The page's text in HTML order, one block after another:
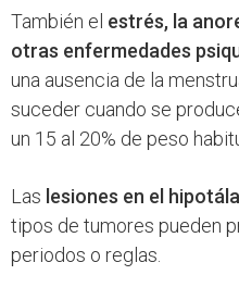
También el estrés, la
otras enfermedades
una ausencia de la
suceder cuando se
un 15 al 20% de peso
Las lesiones en el
tipos de tumores pueden
periodos o reglas.